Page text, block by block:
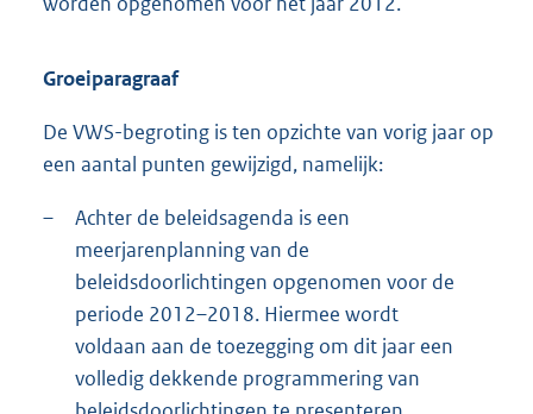
Groeiparagraaf
De VWS-begroting is ten opzichte van vorig jaar op
een aantal punten gewijzigd, namelijk:
–
Achter de beleidsagenda is een
meerjarenplanning van de
beleidsdoorlichtingen opgenomen voor de
periode 2012–2018. Hiermee wordt
voldaan aan de toezegging om dit jaar een
volledig dekkende programmering van